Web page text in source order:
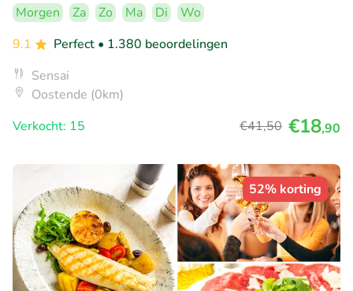
Morgen Za Zo Ma Di
Wo
9.1
Perfect • 1.380 beoordelingen
Sensai
Oostende (0km)
Verkocht: 15
€41,50 €18,90
52% korting